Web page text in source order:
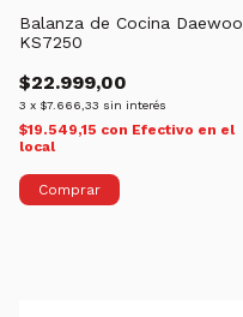
Balanza de Cocina Daewoo
KS7250
$22.999,00
3 x $7.666,33 sin interés
$19.549,15 con Efectivo en el
local